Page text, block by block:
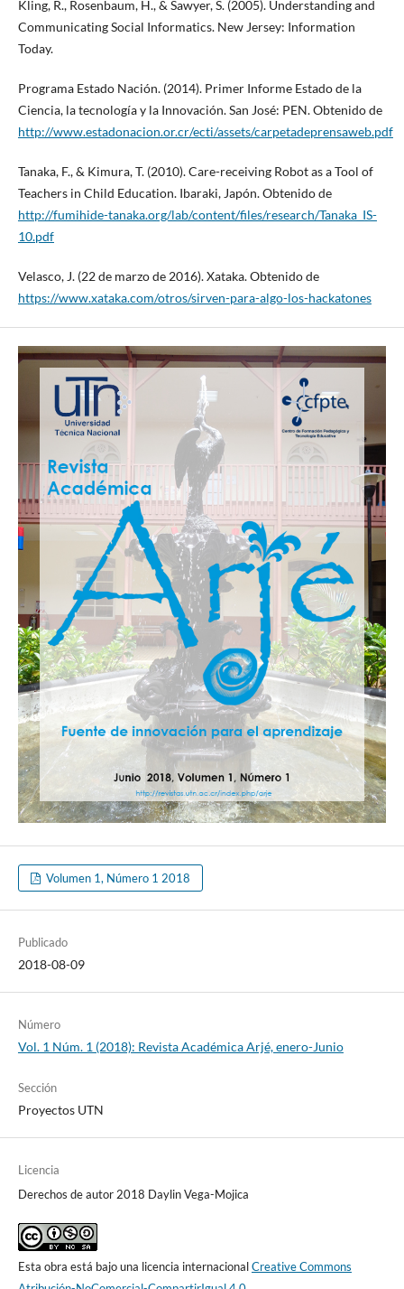
Kling, R., Rosenbaum, H., & Sawyer, S. (2005). Understanding and
Communicating Social Informatics. New Jersey: Information
Today.
Programa Estado Nación. (2014). Primer Informe Estado de la
Ciencia, la tecnología y la Innovación. San José: PEN. Obtenido de
http://www.estadonacion.or.cr/ecti/assets/carpetadeprensaweb.pdf
Tanaka, F., & Kimura, T. (2010). Care-receiving Robot as a Tool of
Teachers in Child Education. Ibaraki, Japón. Obtenido de
http://fumihide-tanaka.org/lab/content/files/research/Tanaka_IS-
10.pdf
Velasco, J. (22 de marzo de 2016). Xataka. Obtenido de
https://www.xataka.com/otros/sirven-para-algo-los-hackatones
Volumen 1, Número 1 2018
Publicado
2018-08-09
Número
Vol. 1 Núm. 1 (2018): Revista Académica Arjé, enero-Junio
Sección
Proyectos UTN
Licencia
Derechos de autor 2018 Daylin Vega-Mojica
Esta obra está bajo una licencia internacionalCreative Commons